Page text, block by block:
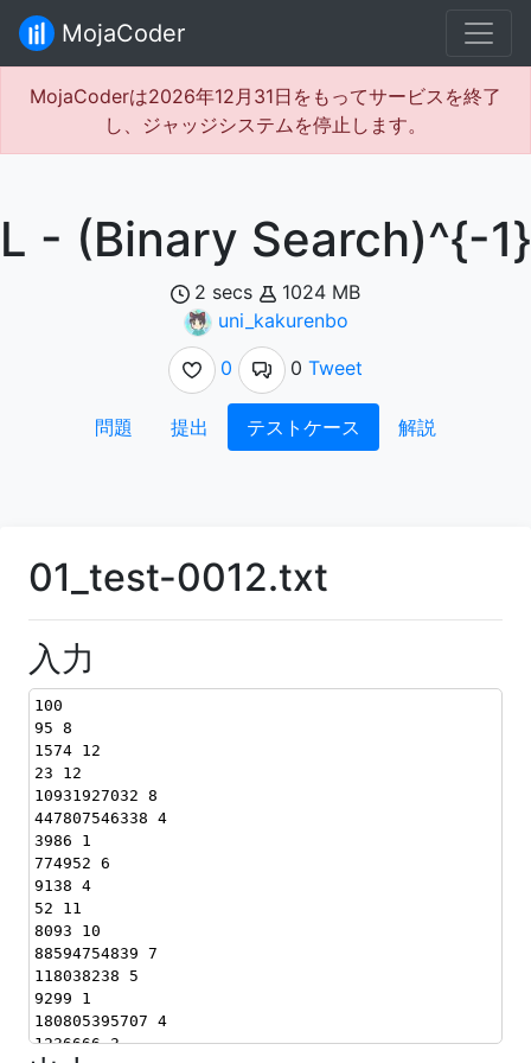
MojaCoder
MojaCoderは2026年12月31日をもってサービスを終了
し、ジャッジシステムを停止します。
L - (Binary Search)^{-1}
2 secs
1024 MB
uni_kakurenbo
0
0 Tweet
問題 提出 テストケース 解説
01_test-0012.txt
入力
100
95 8
1574 12
23 12
10931927032 8
447807546338 4
3986 1
774952 6
9138 4
52 11
8093 10
88594754839 7
118038238 5
9299 1
180805395707 4
1236666 3